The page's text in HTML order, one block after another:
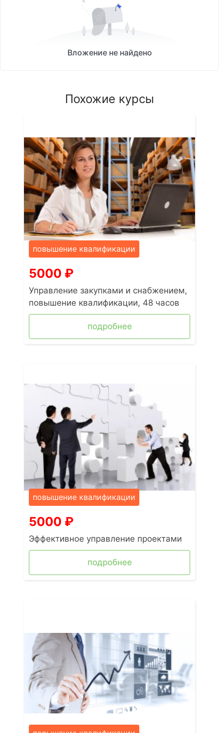
Вложение не найдено
Похожие курсы
повышение квалификации
5000 ₽
Управление закупками и снабжением,
повышение квалификации, 48 часов
подробнее
повышение квалификации
5000 ₽
Эффективное управление проектами
подробнее